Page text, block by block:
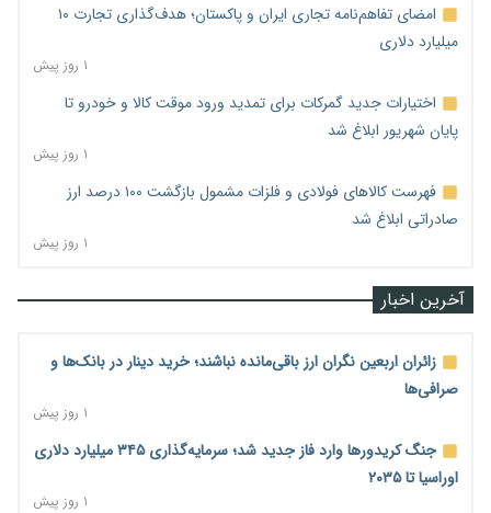
امضای تفاهم‌نامه تجاری ایران و پاکستان؛ هدف‌گذاری تجارت ۱۰
میلیارد دلاری
۱ روز پیش
اختیارات جدید گمرکات برای تمدید ورود موقت کالا و خودرو تا
پایان شهریور ابلاغ شد
۱ روز پیش
فهرست کالاهای فولادی و فلزات مشمول بازگشت ۱۰۰ درصد ارز
صادراتی ابلاغ شد
۱ روز پیش
آخرین اخبار
زائران اربعین نگران ارز باقی‌مانده نباشند؛ خرید دینار در بانک‌ها و
صرافی‌ها
۱ روز پیش
جنگ کریدورها وارد فاز جدید شد؛ سرمایه‌گذاری ۳۴۵ میلیارد دلاری
اوراسیا تا ۲۰۳۵
۱ روز پیش